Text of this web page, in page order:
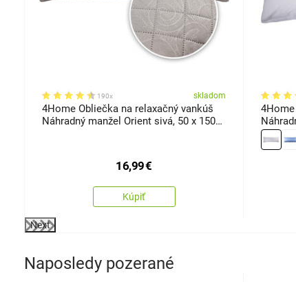
190x skladom
4Home Obliečka na relaxačný vankúš
Náhradný manžel Orient sivá, 50 x 150
16,99€
Kúpiť
cm
Next
Naposledy pozerané